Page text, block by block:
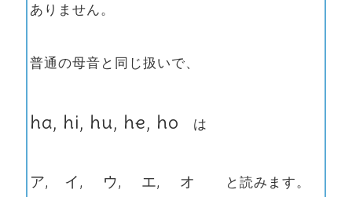
ありません。
普通の母音と同じ扱いで、
ha, hi, hu, he, ho は
ア, イ, ウ, エ, オ と読みます。